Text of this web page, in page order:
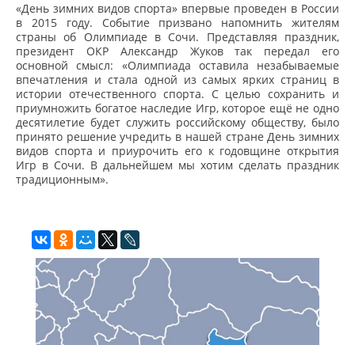
«День зимних видов спорта» впервые проведен в России
в 2015 году. Событие призвано напомнить жителям
страны об Олимпиаде в Сочи. Представляя праздник,
президент ОКР Александр Жуков так передал его
основной смысл: «Олимпиада оставила незабываемые
впечатления и стала одной из самых ярких страниц в
истории отечественного спорта. С целью сохранить и
приумножить богатое наследие Игр, которое ещё не одно
десятилетие будет служить российскому обществу, было
принято решение учредить в нашей стране День зимних
видов спорта и приурочить его к годовщине открытия
Игр в Сочи. В дальнейшем мы хотим сделать праздник
традиционным».